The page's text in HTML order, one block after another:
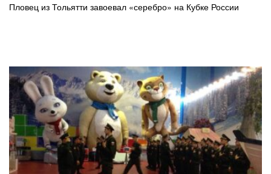
Пловец из Тольятти завоевал «серебро» на Кубке России